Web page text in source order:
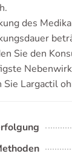
des
Sie den
Sie Largactil